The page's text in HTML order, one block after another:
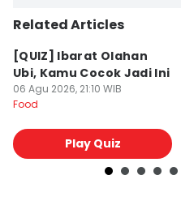
Related Articles
[QUIZ] Ibarat Olahan
Ubi, Kamu Cocok Jadi Ini
06 Agu 2026, 21:10 WIB
Food
Play Quiz